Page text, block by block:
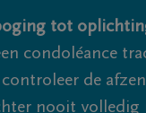
tot
condoléance
de
nooit